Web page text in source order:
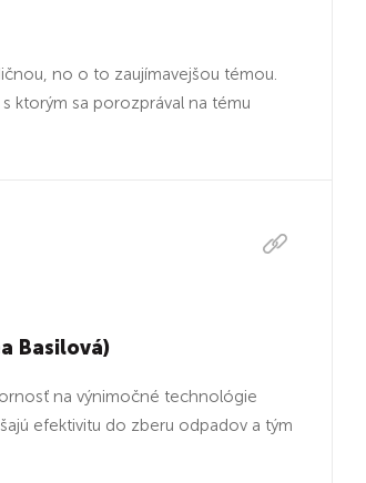
no o to zaujímavejšou témou.
ktorým sa porozprával na tému
Basilová)
na výnimočné technológie
efektivitu do zberu odpadov a tým